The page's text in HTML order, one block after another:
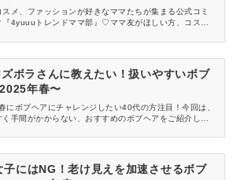
中
スメ、ファッションが好きなママたちが集まる公式コミ
『4yuuuトレンドママ部』♡ママ友がほしい方、コスメサ
れる方を募集しています！
ボラさんに教えたい！扱いやすいボブ
年春〜
にボブヘアにチャレンジしたい40代の方注目！今回は、
く手間がかからない、おすすめのボブヘアをご紹介しま
くださいね。
子にはNG！老け見えを加速させるボブ